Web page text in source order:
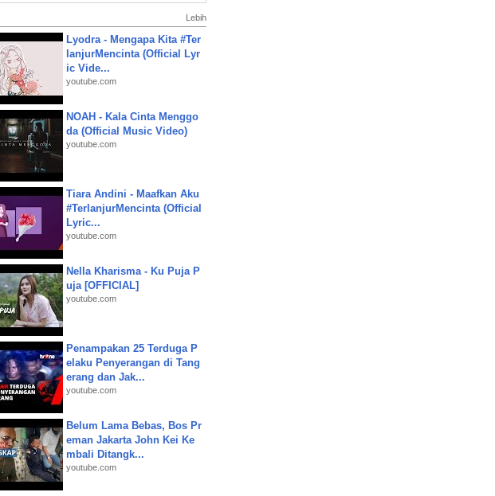
Lebih
Lyodra - Mengapa Kita #Ter
lanjurMencinta (Official Lyr
ic Vide...
youtube.com
NOAH - Kala Cinta Menggo
da (Official Music Video)
youtube.com
Tiara Andini - Maafkan Aku
#TerlanjurMencinta (Official
Lyric...
youtube.com
Nella Kharisma - Ku Puja P
uja [OFFICIAL]
youtube.com
Penampakan 25 Terduga P
elaku Penyerangan di Tang
erang dan Jak...
youtube.com
Belum Lama Bebas, Bos Pr
eman Jakarta John Kei Ke
mbali Ditangk...
youtube.com